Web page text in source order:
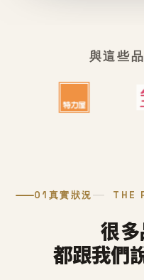
與這些
01 真實狀況 THE
很多
都跟我們